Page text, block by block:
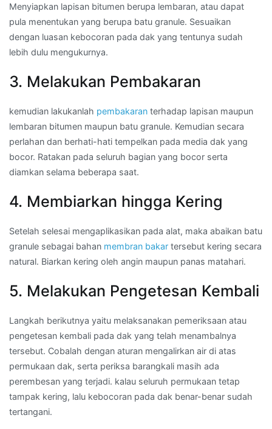
Menyiapkan lapisan bitumen berupa lembaran, atau dapat
pula menentukan yang berupa batu granule. Sesuaikan
dengan luasan kebocoran pada dak yang tentunya sudah
lebih dulu mengukurnya.
3. Melakukan Pembakaran
kemudian lakukanlah pembakaran terhadap lapisan maupun
lembaran bitumen maupun batu granule. Kemudian secara
perlahan dan berhati-hati tempelkan pada media dak yang
bocor. Ratakan pada seluruh bagian yang bocor serta
diamkan selama beberapa saat.
4. Membiarkan hingga Kering
Setelah selesai mengaplikasikan pada alat, maka abaikan batu
granule sebagai bahan membran bakar tersebut kering secara
natural. Biarkan kering oleh angin maupun panas matahari.
5. Melakukan Pengetesan Kembali
Langkah berikutnya yaitu melaksanakan pemeriksaan atau
pengetesan kembali pada dak yang telah menambalnya
tersebut. Cobalah dengan aturan mengalirkan air di atas
permukaan dak, serta periksa barangkali masih ada
perembesan yang terjadi. kalau seluruh permukaan tetap
tampak kering, lalu kebocoran pada dak benar-benar sudah
tertangani.